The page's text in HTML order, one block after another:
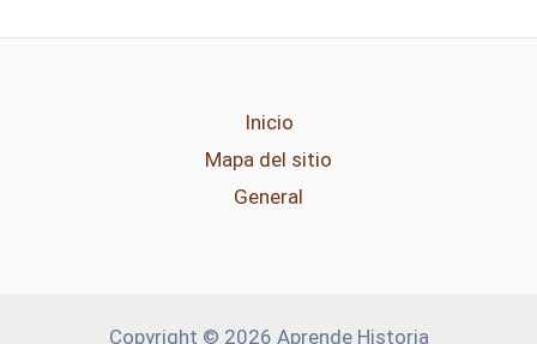
Inicio
Mapa del sitio
General
Copyright © 2026 Aprende Historia